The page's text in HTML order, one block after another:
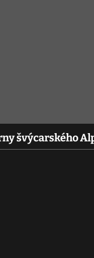
švýcarského